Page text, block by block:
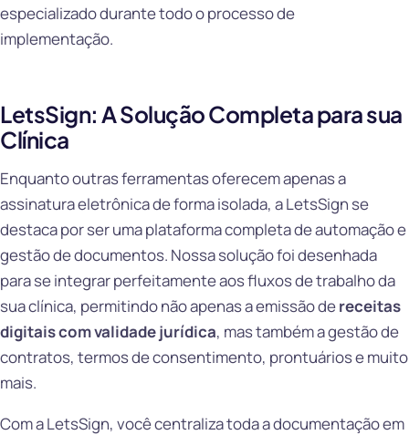
especializado durante todo o processo de
implementação.
LetsSign: A Solução Completa para sua
Clínica
Enquanto outras ferramentas oferecem apenas a
assinatura eletrônica de forma isolada, a LetsSign se
destaca por ser uma plataforma completa de automação e
gestão de documentos. Nossa solução foi desenhada
para se integrar perfeitamente aos fluxos de trabalho da
sua clínica, permitindo não apenas a emissão dereceitas
digitais com validade jurídica, mas também a gestão de
contratos, termos de consentimento, prontuários e muito
mais.
Com a LetsSign, você centraliza toda a documentação em